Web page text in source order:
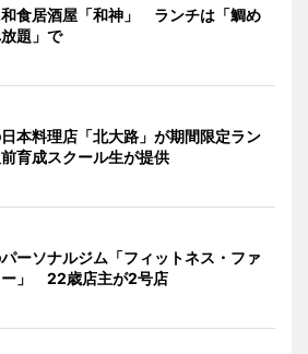
食居酒屋「和神」 ランチは「鯛め
題」で
本料理店「北大路」が期間限定ラン
育成スクール生が提供
ーソナルジム「フィットネス・ファ
ー」 22歳店主が2号店